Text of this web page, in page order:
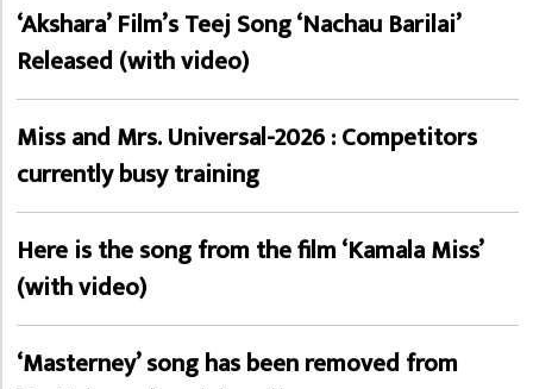
‘Akshara’ Film’s Teej Song ‘Nachau Barilai’
Released (with video)
Miss and Mrs. Universal-2026 : Competitors
currently busy training
Here is the song from the film ‘Kamala Miss’
(with video)
‘Masterney’ song has been removed from